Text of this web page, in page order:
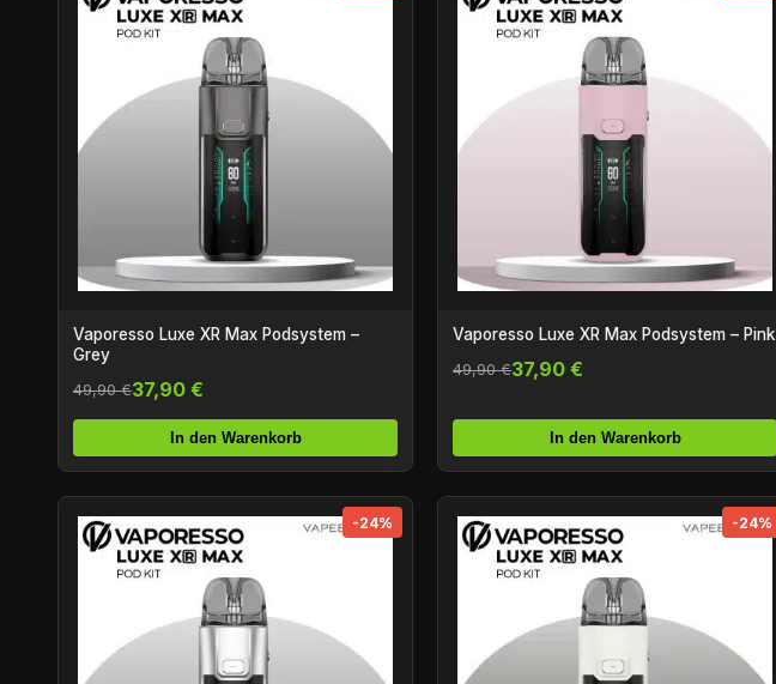
Vaporesso Luxe XR Max Podsystem –
Grey
49,90 €37,90 €
In den Warenkorb
Vaporesso Luxe XR Max Podsystem – Pink
49,90 €37,90 €
In den Warenkorb
-24% -24%